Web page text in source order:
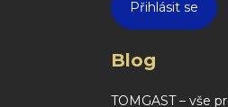
Přihlásit se
Blog
TOMGAST – vše